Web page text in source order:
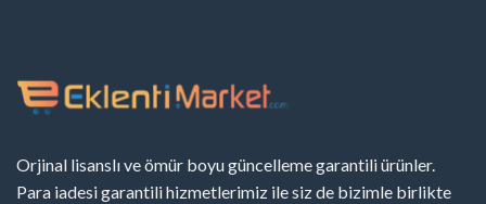
Orjinal lisanslı ve ömür boyu güncelleme garantili ürünler.
Para iadesi garantili hizmetlerimiz ile siz de bizimle birlikte